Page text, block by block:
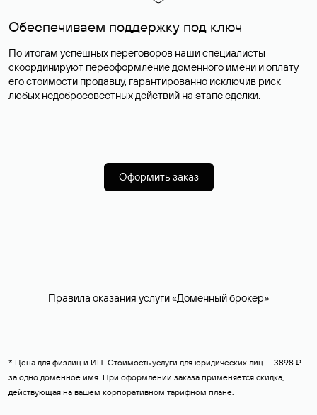
Обеспечиваем поддержку под ключ
По итогам успешных переговоров наши специалисты
скоординируют переоформление доменного имени и оплату
его стоимости продавцу, гарантированно исключив риск
любых недобросовестных действий на этапе сделки.
Оформить заказ
Правила оказания услуги «Доменный брокер»
* Цена для физлиц и ИП. Стоимость услуги для юридических лиц — 3898 ₽
за одно доменное имя. При оформлении заказа применяется скидка,
действующая на вашем корпоративном тарифном плане.